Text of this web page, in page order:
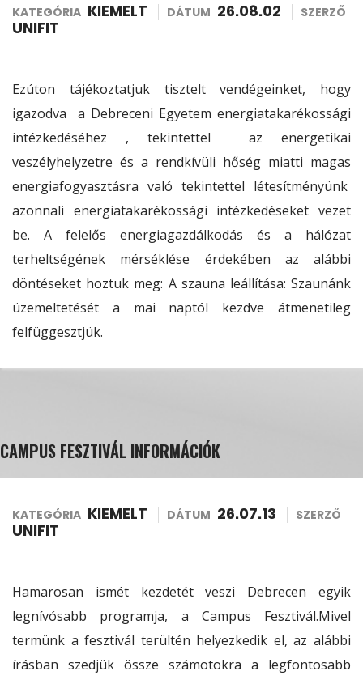
KATEGÓRIA KIEMELT DÁTUM 26.08.02 SZERZŐ
UNIFIT
Ezúton tájékoztatjuk tisztelt vendégeinket, hogy
igazodva a Debreceni Egyetem energiatakarékossági
intézkedéséhez , tekintettel az energetikai
veszélyhelyzetre és a rendkívüli hőség miatti magas
energiafogyasztásra való tekintettel létesítményünk
azonnali energiatakarékossági intézkedéseket vezet
be. A felelős energiagazdálkodás és a hálózat
terheltségének mérséklése érdekében az alábbi
döntéseket hoztuk meg: A szauna leállítása: Szaunánk
üzemeltetését a mai naptól kezdve átmenetileg
felfüggesztjük.
CAMPUS FESZTIVÁL INFORMÁCIÓK
KATEGÓRIA KIEMELT DÁTUM 26.07.13 SZERZŐ
UNIFIT
Hamarosan ismét kezdetét veszi Debrecen egyik
legnívósabb programja, a Campus Fesztivál.Mivel
termünk a fesztivál terültén helyezkedik el, az alábbi
írásban szedjük össze számotokra a legfontosabb